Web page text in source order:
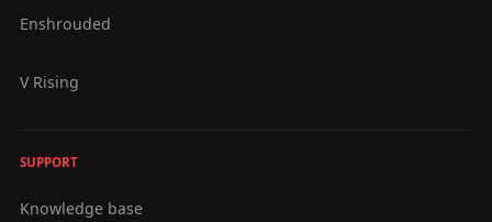
Enshrouded
V Rising
SUPPORT
Knowledge base